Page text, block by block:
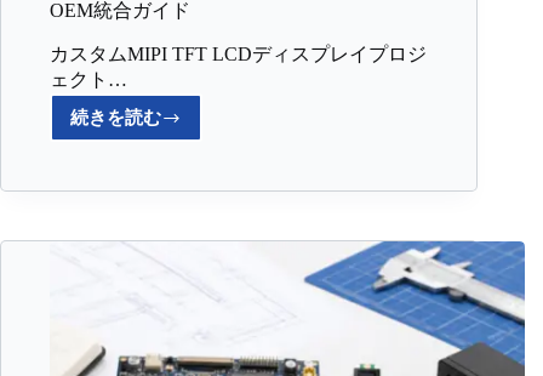
OEM統合ガイド
カスタムMIPI TFT LCDディスプレイプロジ
ェクト…
続きを読む